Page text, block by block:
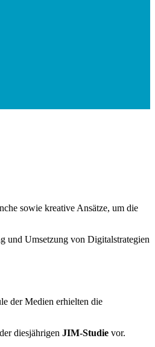
sowie kreative Ansätze, um die
und Umsetzung von Digitalstrategien
der Medien erhielten die
diesjährigen JIM-Studie vor.